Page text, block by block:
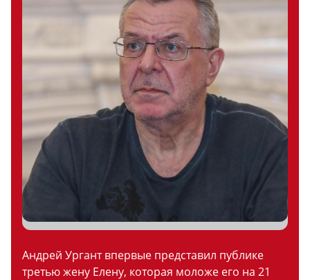
Андрей Ургант впервые представил публике
третью жену Елену, которая моложе его на 21